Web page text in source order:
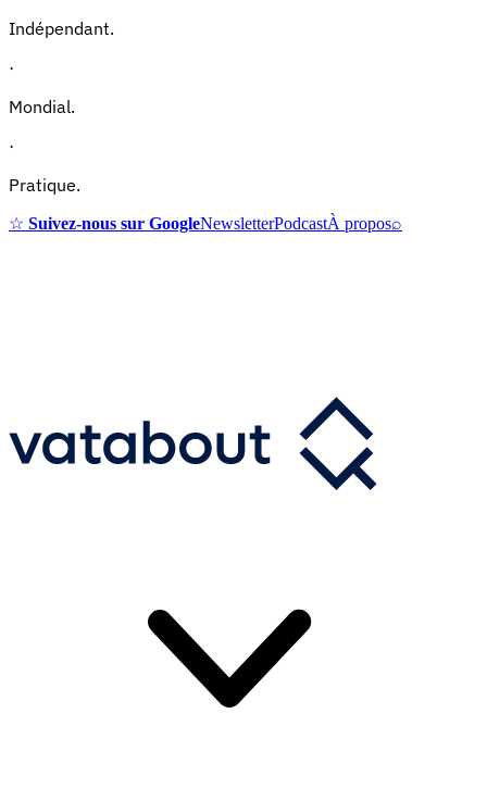
Indépendant.
·
Mondial.
·
Pratique.
☆ Suivez-nous sur GoogleNewsletterPodcastÀ propos⌕